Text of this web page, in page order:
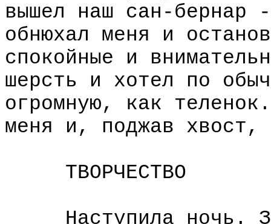
вышел наш сан-бернар
обнюхал меня и
спокойные и
шерсть и хотел по
огромную, как
меня и, поджав хвост,
ТВОРЧЕСТВО
Наступила ночь.